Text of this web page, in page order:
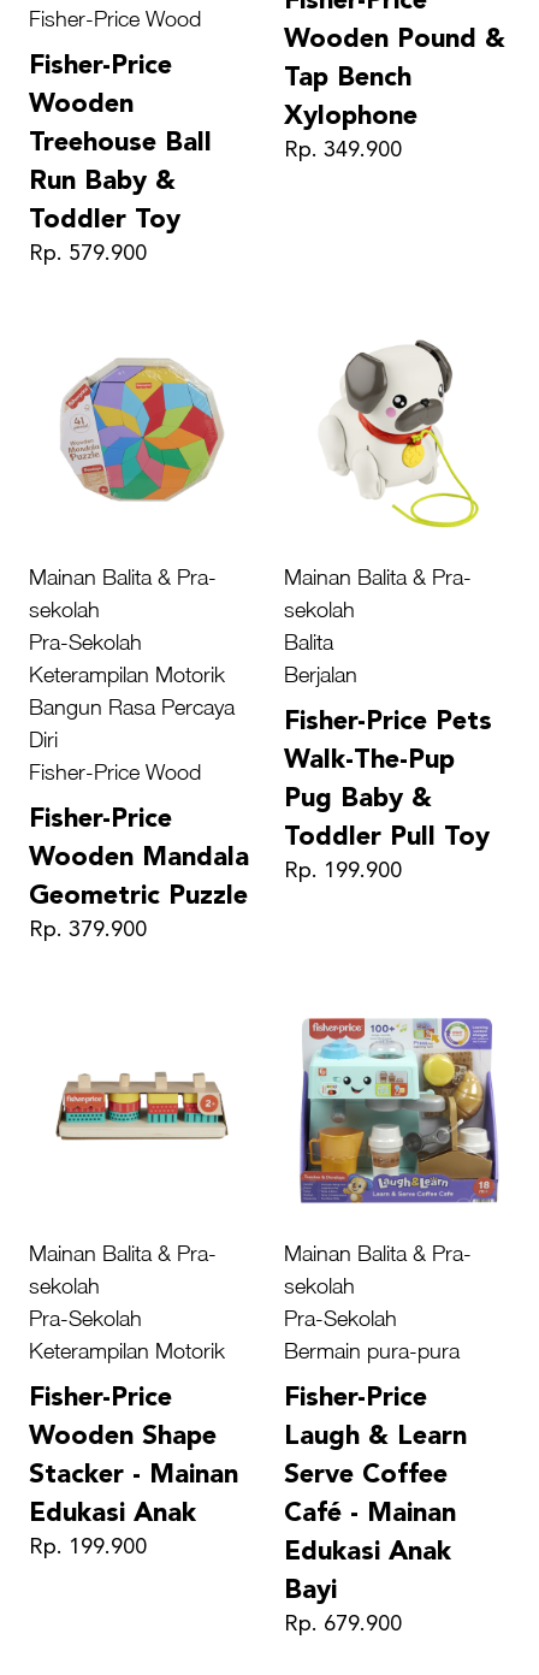
Fisher-Price Wood
Fisher-Price
Wooden
Treehouse Ball
Run Baby &
Toddler Toy
Rp. 579.900
Wooden Pound &
Tap Bench
Xylophone
Rp. 349.900
Mainan Balita & Pra-
sekolah
Pra-Sekolah
Keterampilan Motorik
Bangun Rasa Percaya
Diri
Fisher-Price Wood
Fisher-Price
Wooden Mandala
Geometric Puzzle
Rp. 379.900
Mainan Balita & Pra-
sekolah
Balita
Berjalan
Fisher-Price Pets
Walk-The-Pup
Pug Baby &
Toddler Pull Toy
Rp. 199.900
Mainan Balita & Pra-
sekolah
Pra-Sekolah
Keterampilan Motorik
Fisher-Price
Wooden Shape
Stacker - Mainan
Edukasi Anak
Rp. 199.900
Mainan Balita & Pra-
sekolah
Pra-Sekolah
Bermain pura-pura
Fisher-Price
Laugh & Learn
Serve Coffee
Café - Mainan
Edukasi Anak
Bayi
Rp. 679.900